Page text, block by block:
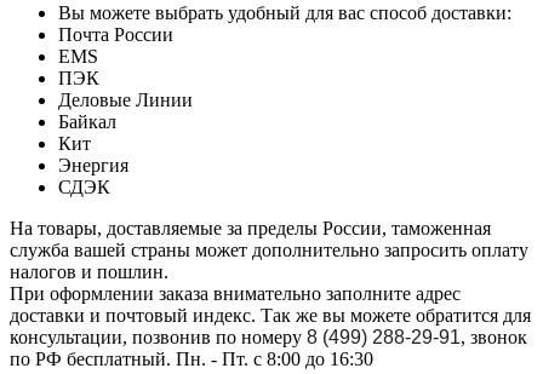
Вы можете выбрать удобный для вас способ доставки:
Почта России
EMS
ПЭК
Деловые Линии
Байкал
Кит
Энергия
СДЭК
На товары, доставляемые за пределы России, таможенная
служба вашей страны может дополнительно запросить оплату
налогов и пошлин.
При оформлении заказа внимательно заполните адрес
доставки и почтовый индекс. Так же вы можете обратится для
консультации, позвонив по номеру 8 (499) 288-29-91, звонок
по РФ бесплатный. Пн. - Пт. с 8:00 до 16:30